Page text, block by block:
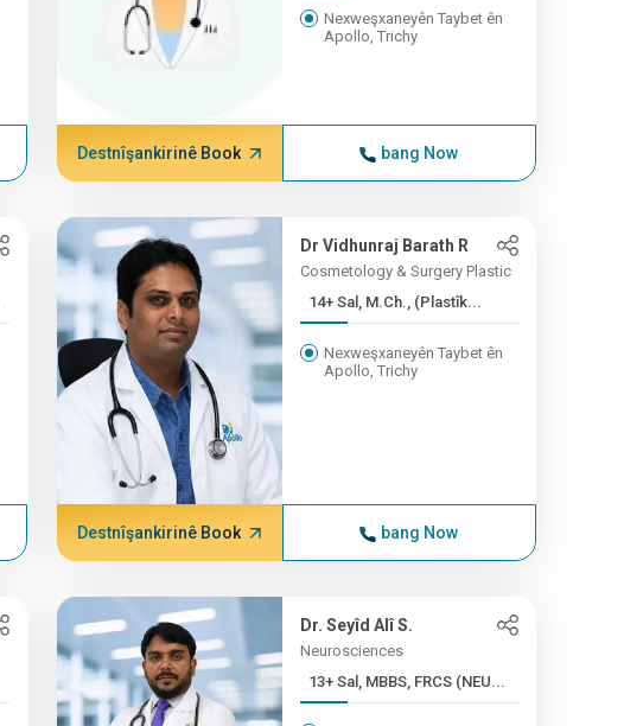
Nexweşxaneyên Taybet ên
Apollo, Trichy
Destnîşankirinê Book bang Now
Dr Vidhunraj Barath R
Cosmetology & Surgery Plastic
14+ Sal, M.Ch., (Plastîk...
Nexweşxaneyên Taybet ên
Apollo, Trichy
Destnîşankirinê Book bang Now
Dr. Seyîd Alî S.
Neurosciences
13+ Sal, MBBS, FRCS (NEU...